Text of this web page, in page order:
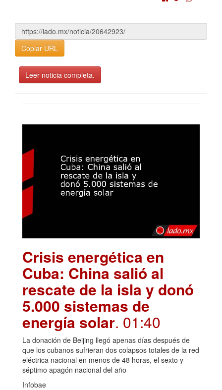
Copiar URL
Leer noticia completa.
Crisis energética en
Cuba: China salió al
rescate de la isla y donó
5.000 sistemas de
energía solar. 01:40
La donación de Beijing llegó apenas días después de
que los cubanos sufrieran dos colapsos totales de la red
eléctrica nacional en menos de 48 horas, el sexto y
séptimo apagón nacional del año
Infobae